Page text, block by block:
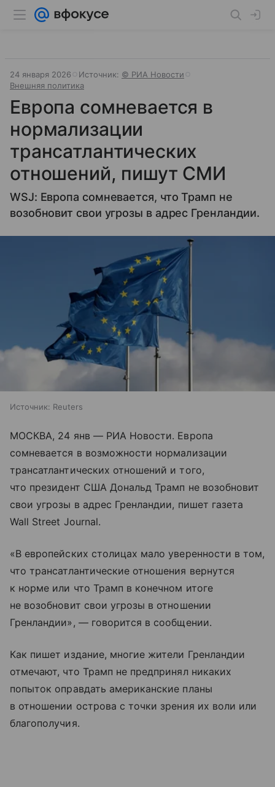
24 января 2026 Источник: © РИА Новости
Внешняя политика
Европа сомневается в
нормализации
трансатлантических
отношений, пишут СМИ
WSJ: Европа сомневается, что Трамп не
возобновит свои угрозы в адрес Гренландии.
Источник: Reuters
МОСКВА, 24 янв — РИА Новости. Европа
сомневается в возможности нормализации
трансатлантических отношений и того,
что президент США Дональд Трамп не возобновит
свои угрозы в адрес Гренландии, пишет газета
Wall Street Journal.
«В европейских столицах мало уверенности в том,
что трансатлантические отношения вернутся
к норме или что Трамп в конечном итоге
не возобновит свои угрозы в отношении
Гренландии», — говорится в сообщении.
Как пишет издание, многие жители Гренландии
отмечают, что Трамп не предпринял никаких
попыток оправдать американские планы
в отношении острова с точки зрения их воли или
благополучия.